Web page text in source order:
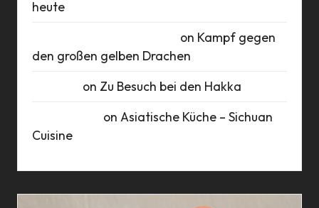
heute
on Kampf gegen
den großen gelben Drachen
on Zu Besuch bei den Hakka
on Asiatische Küche – Sichuan
Cuisine